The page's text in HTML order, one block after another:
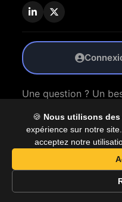
🍪 Nous utilisons
expérience sur notre
acceptez notre
Une question ? Un
© 2026